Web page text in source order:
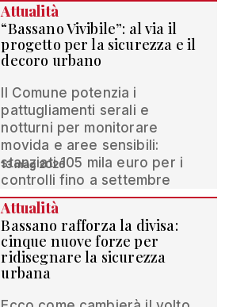
Attualità
“Bassano Vivibile”: al via il
progetto per la sicurezza e il
decoro urbano
Il Comune potenzia i
pattugliamenti serali e
notturni per monitorare
movida e aree sensibili:
stanziati 105 mila euro per i
controlli fino a settembre
13 mag 2026
Attualità
Bassano rafforza la divisa:
cinque nuove forze per
ridisegnare la sicurezza
urbana